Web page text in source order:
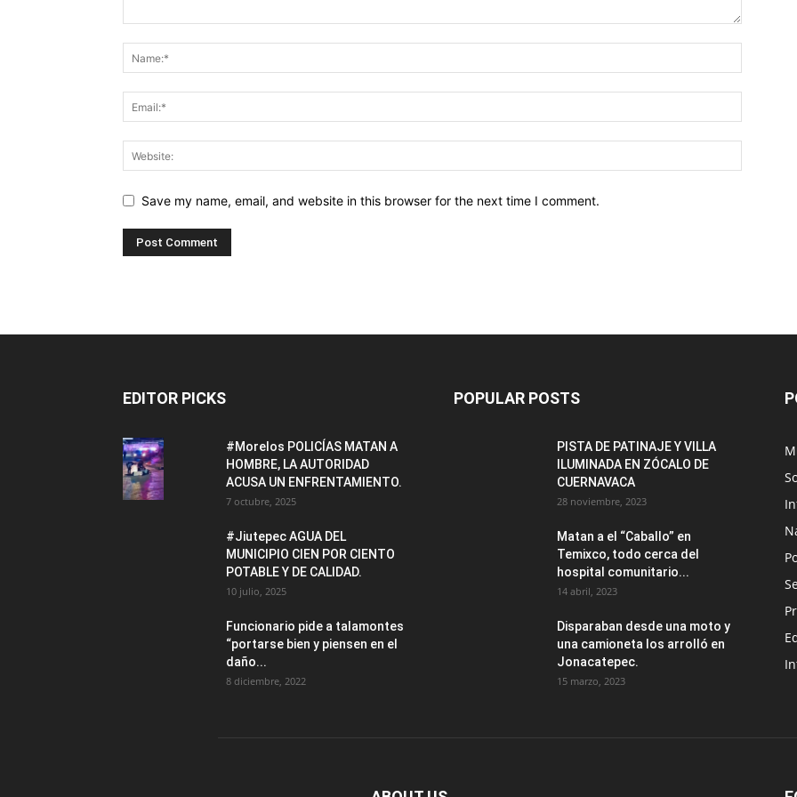
Save my name, email, and website in this browser for the next time I comment.
EDITOR PICKS
#Morelos POLICÍAS MATAN A
HOMBRE, LA AUTORIDAD
ACUSA UN ENFRENTAMIENTO.
7 octubre, 2025
#Jiutepec AGUA DEL
MUNICIPIO CIEN POR CIENTO
POTABLE Y DE CALIDAD.
10 julio, 2025
Funcionario pide a talamontes
“portarse bien y piensen en el
daño...
8 diciembre, 2022
POPULAR POSTS
PISTA DE PATINAJE Y VILLA
ILUMINADA EN ZÓCALO DE
CUERNAVACA
28 noviembre, 2023
Matan a el “Caballo” en
Temixco, todo cerca del
hospital comunitario...
14 abril, 2023
Disparaban desde una moto y
una camioneta los arrolló en
Jonacatepec.
15 marzo, 2023